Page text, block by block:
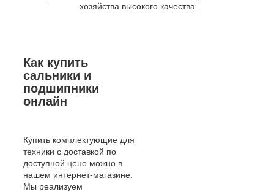
хозяйства высокого качества.
Как купить
сальники и
подшипники
онлайн
Купить комплектующие для
техники с доставкой по
доступной цене можно в
нашем интернет-магазине.
Мы реализуем